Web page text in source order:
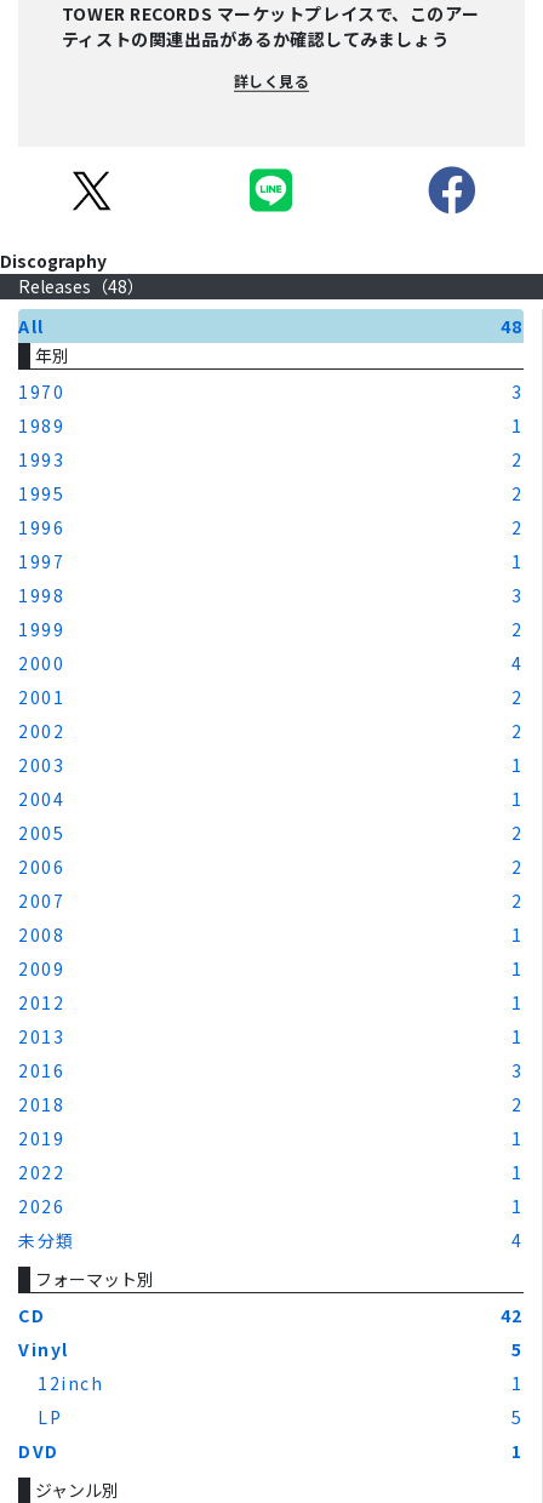
TOWER RECORDS マーケットプレイスで、このアー
ティストの関連出品があるか確認してみましょう
詳しく見る
Discography
Releases（48）
All
48
年別
1970
3
1989
1
1993
2
1995
2
1996
2
1997
1
1998
3
1999
2
2000
4
2001
2
2002
2
2003
1
2004
1
2005
2
2006
2
2007
2
2008
1
2009
1
2012
1
2013
1
2016
3
2018
2
2019
1
2022
1
2026
1
未分類
4
フォーマット別
CD
42
Vinyl
5
12inch
1
LP
5
DVD
1
ジャンル別